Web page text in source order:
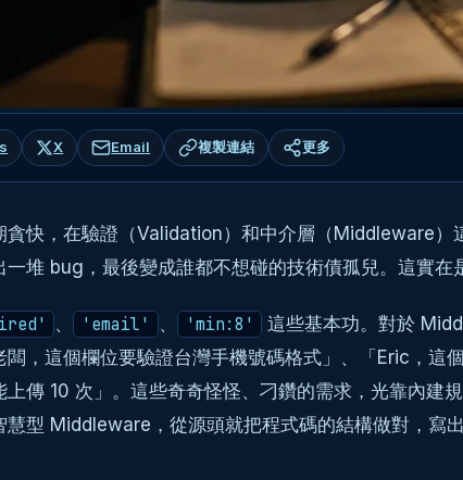
X Email 複製連結 更多
快，在驗證（Validation）和中介層（Middleware
堆 bug，最後變成誰都不想碰的技術債孤兒。這實在
、 'email' 、 'min:8'
這些基本功。對於
，這個欄位要驗證台灣手機號碼格式」、「Eric，這
傳 10 次」。這些奇奇怪怪、刁鑽的需求，光靠內
型 Middleware，從源頭就把程式碼的結構做對，寫